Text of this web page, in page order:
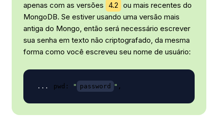
apenas com as versões 4.2 ou mais recentes do
MongoDB. Se estiver usando uma versão mais
antiga do Mongo, então será necessário escrever
sua senha em texto não criptografado, da mesma
forma como você escreveu seu nome de usuário:
pwd: " password "